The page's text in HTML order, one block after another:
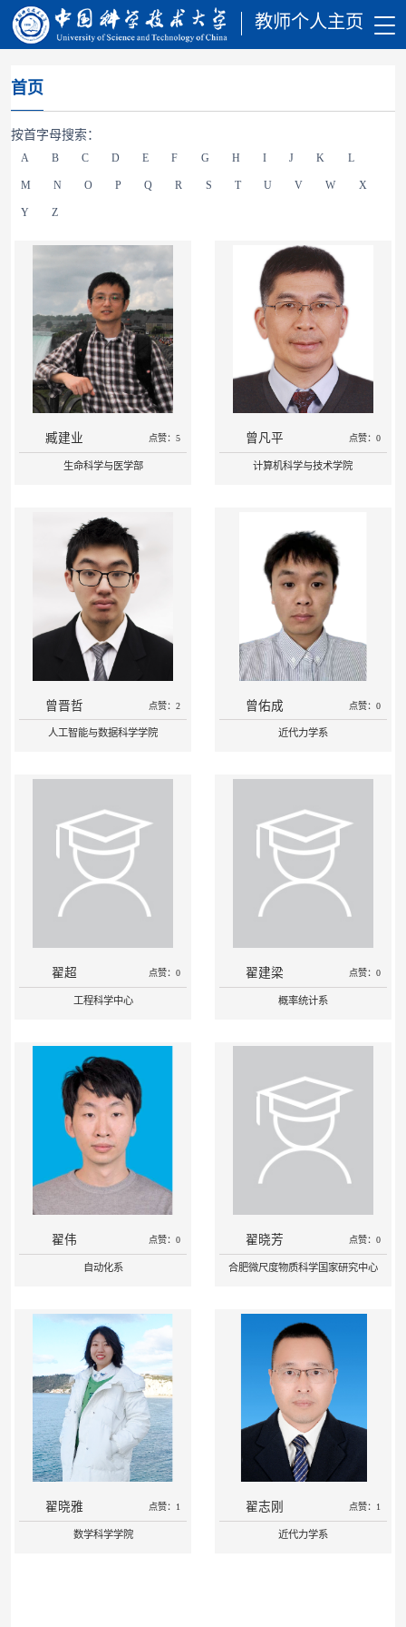
教师个人主页
首页
按首字母搜索：
A B C D E F G H I J K L
M N O P Q R S T U V W X
Y Z
臧建业 点赞：5
生命科学与医学部
曾凡平 点赞：0
计算机科学与技术学院
曾晋哲 点赞：2
人工智能与数据科学学院
曾佑成 点赞：0
近代力学系
翟超 点赞：0
工程科学中心
翟建梁 点赞：0
概率统计系
翟伟 点赞：0
自动化系
翟晓芳 点赞：0
合肥微尺度物质科学国家研究中心
翟晓雅 点赞：1
数学科学学院
翟志刚 点赞：1
近代力学系